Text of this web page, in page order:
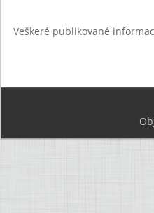
Veškeré publikované